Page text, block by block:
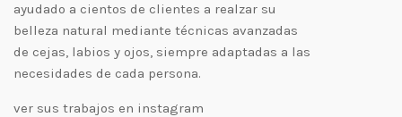
ayudado a cientos de clientes a realzar su
belleza natural mediante técnicas avanzadas
de cejas, labios y ojos, siempre adaptadas a las
necesidades de cada persona.
ver sus trabajos en instagram